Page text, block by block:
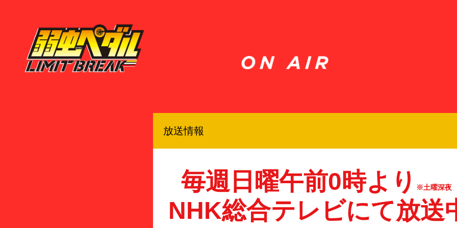
放送情報
毎週日曜午前0時より ※土曜深夜
NHK総合テレビにて放送